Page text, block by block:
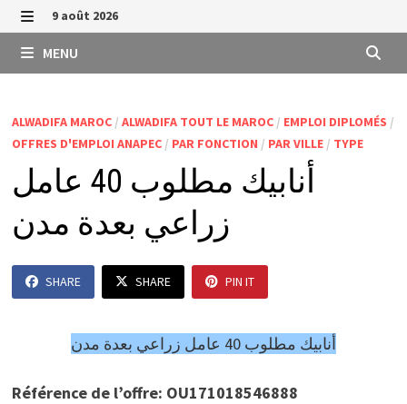
Passer
au
contenu
MENU
9 août 2026
MENU
ALWADIFA MAROC/ ALWADIFA TOUT LE MAROC/ EMPLOI DIPLOMÉS /
OFFRES D'EMPLOI ANAPEC/ PAR FONCTION / PAR VILLE/ TYPE
أنابيك مطلوب 40 عامل
زراعي بعدة مدن
SHARE SHARE PIN IT
أنابيك مطلوب 40 عامل زراعي بعدة مدن
Référence de l’offre: OU171018546888